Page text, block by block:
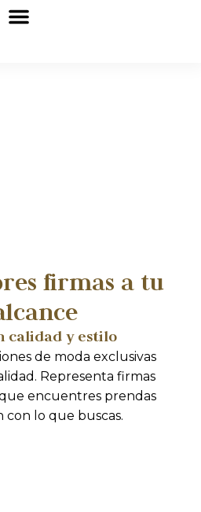
firmas a tu
calidad y estilo
de moda exclusivas
Representa firmas
encuentres prendas
con lo que buscas.